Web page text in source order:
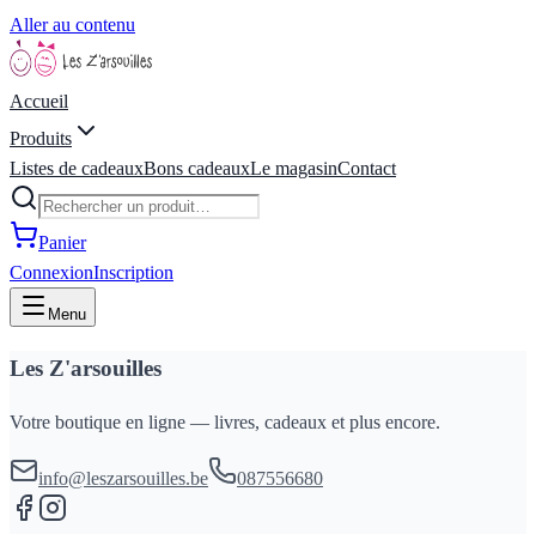
Aller au contenu
Accueil
Produits
Listes de cadeauxBons cadeauxLe magasinContact
Panier
ConnexionInscription
Menu
Les Z'arsouilles
Votre boutique en ligne — livres, cadeaux et plus encore.
info@leszarsouilles.be 087556680